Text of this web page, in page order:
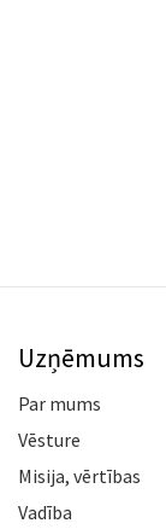
Uzņēmums
Par mums
Vēsture
Misija, vērtības
Vadība